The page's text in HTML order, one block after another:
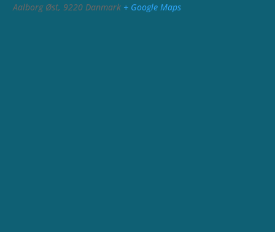
Aalborg Øst, 9220 Danmark + Google Maps